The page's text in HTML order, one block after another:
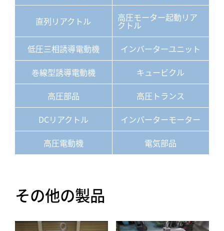
直列リアクトル 高圧モーター起動リア
クトル
低圧三相誘導電動機
インバーターユニット
巻線型誘導電動機
キュービクル
高圧部品
高圧トランス
DCリアクトル
インバーターモーター
高圧電動機
電気部品
その他の製品